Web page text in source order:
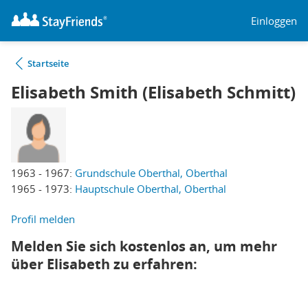
Einloggen
Startseite
Elisabeth Smith (Elisabeth Schmitt)
1963 - 1967: Grundschule Oberthal, Oberthal
1965 - 1973: Hauptschule Oberthal, Oberthal
Profil melden
Melden Sie sich kostenlos an, um mehr
über Elisabeth zu erfahren: